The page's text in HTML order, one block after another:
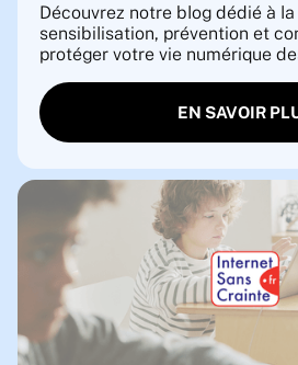
Découvrez notre blog dédié à
sensibilisation, prévention et
protéger votre vie numérique
EN SAVOIR